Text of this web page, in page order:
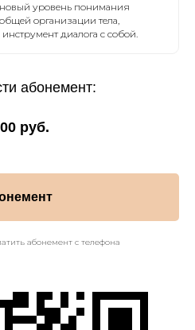
уровень понимания
организации тела,
диалога с собой.
абонемент:
руб.
абонемент с телефона